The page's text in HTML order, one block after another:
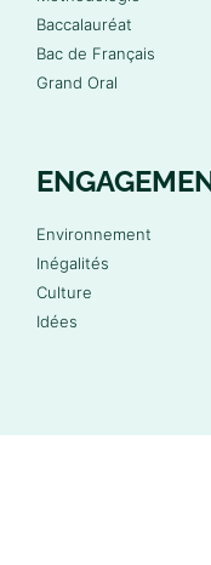
Baccalauréat
Bac de Français
Grand Oral
Environnement
Inégalités
Culture
Idées